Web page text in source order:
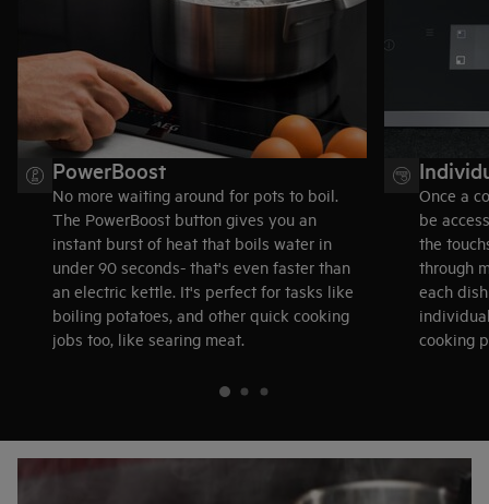
PowerBoost
No more waiting around for pots to boil.
The PowerBoost button gives you an
instant burst of heat that boils water in
under 90 seconds- that's even faster than
an electric kettle. It's perfect for tasks like
boiling potatoes, and other quick cooking
jobs too, like searing meat.
Once a
be
the
through
each
cooking